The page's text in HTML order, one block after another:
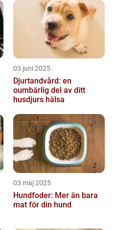
03 juni 2025
Djurtandvård: en
oumbärlig del av ditt
husdjurs hälsa
03 maj 2025
Hundfoder: Mer än bara
mat för din hund